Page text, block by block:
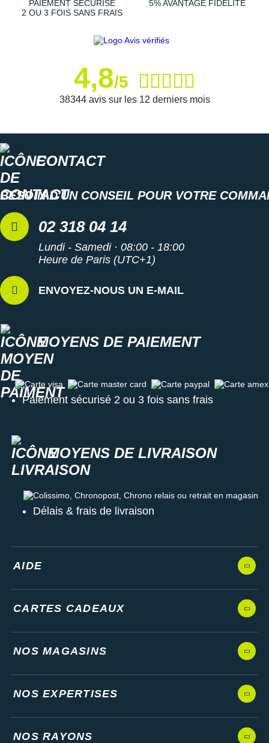
Largeur E : large
Poids constaté chez i-Run : 302 g en taille 42
Les autres produits Brooks
PAIEMENT SÉCURISÉ
2 OU 3 FOIS SANS FRAIS
5% AVANTAGE FIDÉLITÉ
4,8/5
38344 avis sur les 12 derniers mois
CONTACT
BESOIN D'UN CONSEIL POUR VOTRE
02 318 04 14
Lundi - Samedi · 08:00 - 18:00
Heure de Paris (UTC+1)
ENVOYEZ-NOUS UN E-MAIL
MOYENS DE PAIEMENT
Carte visa Carte master card Carte paypal Carte amex
Paiement sécurisé 2 ou 3 fois sans frais
MOYENS DE LIVRAISON
Colissimo, Chronopost, Chrono relais ou retrait en magasin
Délais & frais de livraison
AIDE
CARTES CADEAUX
NOS MAGASINS
NOS EXPERTISES
NOS RAYONS